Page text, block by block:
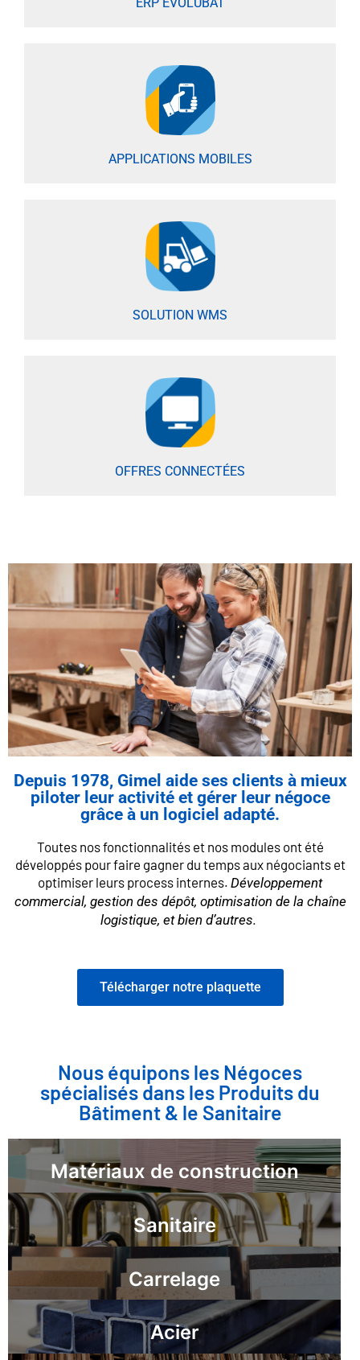
APPLICATIONS MOBILES
SOLUTION WMS
OFFRES CONNECTÉES
Depuis 1978, Gimel aide ses clients à mieux
piloter leur activité et gérer leur négoce
grâce à un logiciel adapté.
Toutes nos fonctionnalités et nos modules ont été
développés pour faire gagner du temps aux négociants et
optimiser leurs process internes. Développement
commercial, gestion des dépôt, optimisation de la chaîne
logistique, et bien d’autres.
Télécharger notre plaquette
Nous équipons les Négoces
spécialisés dans les Produits du
Bâtiment & le Sanitaire
Matériaux de construction
Sanitaire
Carrelage
Acier